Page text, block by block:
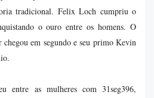
tradicional. Felix Loch cumpriu o
o ouro entre os homens. O
em segundo e seu primo Kevin
entre as mulheres com 31seg396,